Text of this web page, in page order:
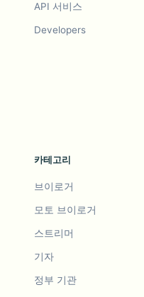
API 서비스
Developers
카테고리
브이로거
모토 브이로거
스트리머
기자
정부 기관